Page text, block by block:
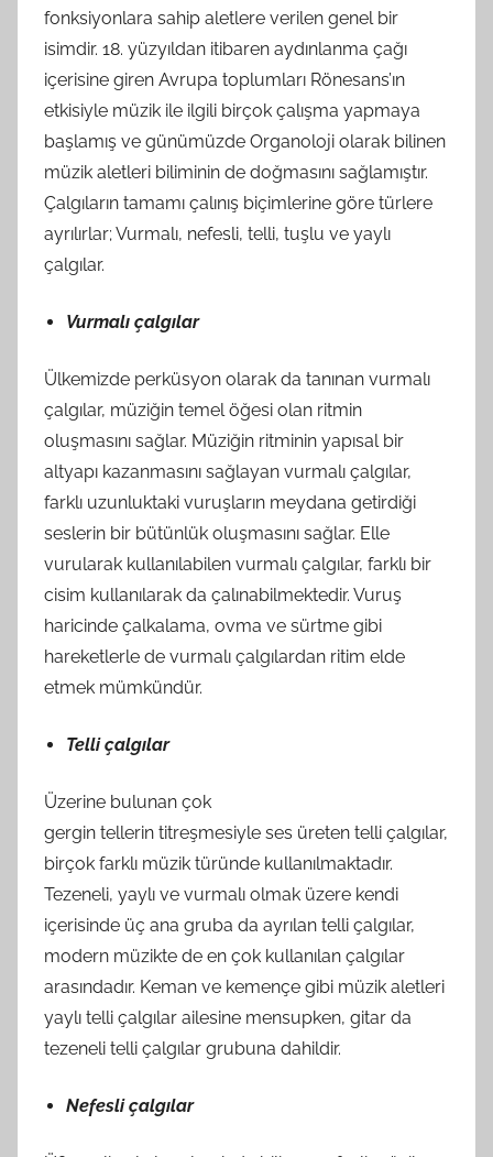
fonksiyonlara sahip aletlere verilen genel bir
isimdir. 18. yüzyıldan itibaren aydınlanma çağı
içerisine giren Avrupa toplumları Rönesans’ın
etkisiyle müzik ile ilgili birçok çalışma yapmaya
başlamış ve günümüzde Organoloji olarak bilinen
müzik aletleri biliminin de doğmasını sağlamıştır.
Çalgıların tamamı çalınış biçimlerine göre türlere
ayrılırlar; Vurmalı, nefesli, telli, tuşlu ve yaylı
çalgılar.
Vurmalı çalgılar
Ülkemizde perküsyon olarak da tanınan vurmalı
çalgılar, müziğin temel öğesi olan ritmin
oluşmasını sağlar. Müziğin ritminin yapısal bir
altyapı kazanmasını sağlayan vurmalı çalgılar,
farklı uzunluktaki vuruşların meydana getirdiği
seslerin bir bütünlük oluşmasını sağlar. Elle
vurularak kullanılabilen vurmalı çalgılar, farklı bir
cisim kullanılarak da çalınabilmektedir. Vuruş
haricinde çalkalama, ovma ve sürtme gibi
hareketlerle de vurmalı çalgılardan ritim elde
etmek mümkündür.
Telli çalgılar
Üzerine bulunan çok
gergin tellerin titreşmesiyle ses üreten telli çalgılar,
birçok farklı müzik türünde kullanılmaktadır.
Tezeneli, yaylı ve vurmalı olmak üzere kendi
içerisinde üç ana gruba da ayrılan telli çalgılar,
modern müzikte de en çok kullanılan çalgılar
arasındadır. Keman ve kemençe gibi müzik aletleri
yaylı telli çalgılar ailesine mensupken, gitar da
tezeneli telli çalgılar grubuna dahildir.
Nefesli çalgılar